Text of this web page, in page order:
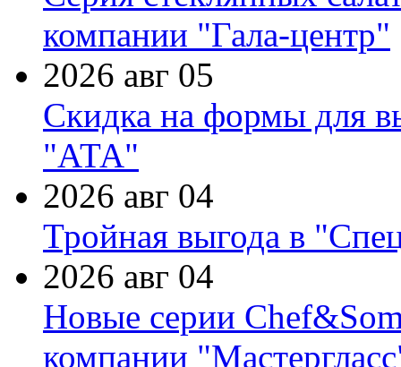
компании "Гала-центр"
2026 авг 05
Скидка на формы для
"АТА"
2026 авг 04
Тройная выгода в
2026 авг 04
Новые серии
компании